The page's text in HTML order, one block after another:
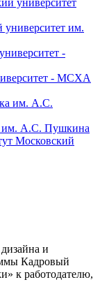
университет им.
- МСХА
им. А.С. Пушкина
Московский
и
Кадровый
к работодателю,